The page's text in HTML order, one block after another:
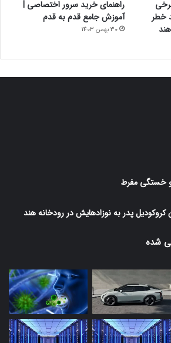
خطر
راهنمای خرید سرور اختصاصی |
آموزش جامع قدم به قدم
30 بهمن 1403
و خستگی مفرط
پدر به نوزادهایش در رودخانه هند
شده